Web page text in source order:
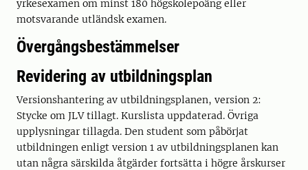
yrkesexamen om minst 180 högskolepoäng eller
motsvarande utländsk examen.
Övergångsbestämmelser
Revidering av utbildningsplan
Versionshantering av utbildningsplanen, version 2:
Stycke om JLV tillagt. Kurslista uppdaterad. Övriga
upplysningar tillagda. Den student som påbörjat
utbildningen enligt version 1 av utbildningsplanen kan
utan några särskilda åtgärder fortsätta i högre årskurser